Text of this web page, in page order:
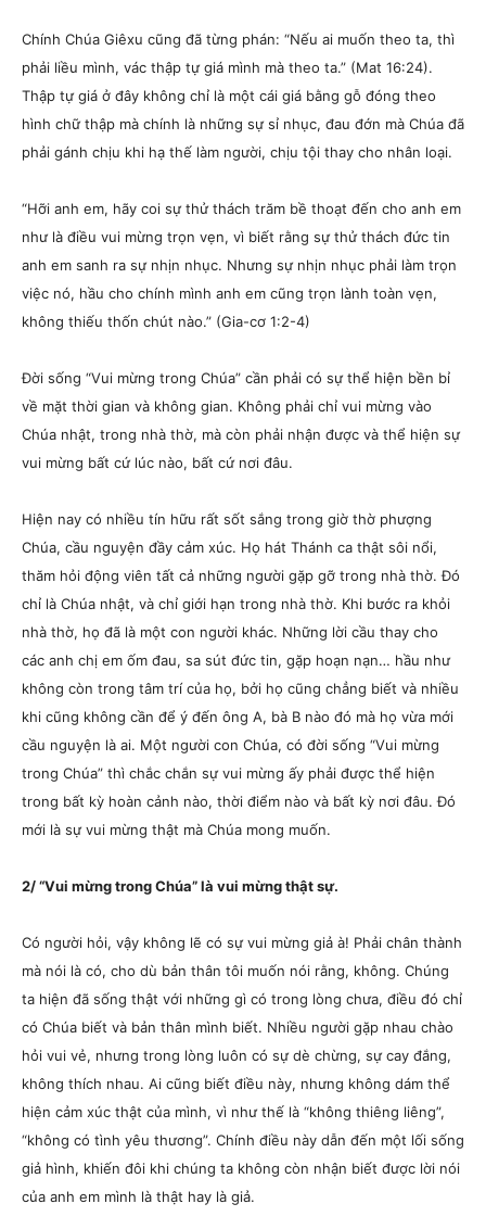
Chính Chúa Giêxu cũng đã từng phán: “Nếu ai muốn theo ta, thì
phải liều mình, vác thập tự giá mình mà theo ta.” (Mat 16:24).
Thập tự giá ở đây không chỉ là một cái giá bằng gỗ đóng theo
hình chữ thập mà chính là những sự sỉ nhục, đau đớn mà Chúa đã
phải gánh chịu khi hạ thế làm người, chịu tội thay cho nhân loại.
“Hỡi anh em, hãy coi sự thử thách trăm bề thoạt đến cho anh em
như là điều vui mừng trọn vẹn, vì biết rằng sự thử thách đức tin
anh em sanh ra sự nhịn nhục. Nhưng sự nhịn nhục phải làm trọn
việc nó, hầu cho chính mình anh em cũng trọn lành toàn vẹn,
không thiếu thốn chút nào.” (Gia-cơ 1:2-4)
Đời sống “Vui mừng trong Chúa” cần phải có sự thể hiện bền bỉ
về mặt thời gian và không gian. Không phải chỉ vui mừng vào
Chúa nhật, trong nhà thờ, mà còn phải nhận được và thể hiện sự
vui mừng bất cứ lúc nào, bất cứ nơi đâu.
Hiện nay có nhiều tín hữu rất sốt sắng trong giờ thờ phượng
Chúa, cầu nguyện đầy cảm xúc. Họ hát Thánh ca thật sôi nổi,
thăm hỏi động viên tất cả những người gặp gỡ trong nhà thờ. Đó
chỉ là Chúa nhật, và chỉ giới hạn trong nhà thờ. Khi bước ra khỏi
nhà thờ, họ đã là một con người khác. Những lời cầu thay cho
các anh chị em ốm đau, sa sút đức tin, gặp hoạn nạn… hầu như
không còn trong tâm trí của họ, bởi họ cũng chẳng biết và nhiều
khi cũng không cần để ý đến ông A, bà B nào đó mà họ vừa mới
cầu nguyện là ai. Một người con Chúa, có đời sống “Vui mừng
trong Chúa” thì chắc chắn sự vui mừng ấy phải được thể hiện
trong bất kỳ hoàn cảnh nào, thời điểm nào và bất kỳ nơi đâu. Đó
mới là sự vui mừng thật mà Chúa mong muốn.
2/ “Vui mừng trong Chúa” là vui mừng thật sự.
Có người hỏi, vậy không lẽ có sự vui mừng giả à! Phải chân thành
mà nói là có, cho dù bản thân tôi muốn nói rằng, không. Chúng
ta hiện đã sống thật với những gì có trong lòng chưa, điều đó chỉ
có Chúa biết và bản thân mình biết. Nhiều người gặp nhau chào
hỏi vui vẻ, nhưng trong lòng luôn có sự dè chừng, sự cay đắng,
không thích nhau. Ai cũng biết điều này, nhưng không dám thể
hiện cảm xúc thật của mình, vì như thế là “không thiêng liêng”,
“không có tình yêu thương”. Chính điều này dẫn đến một lối sống
giả hình, khiến đôi khi chúng ta không còn nhận biết được lời nói
của anh em mình là thật hay là giả.